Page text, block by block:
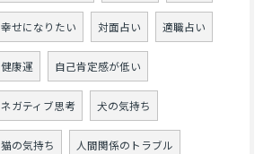
幸せになりたい 対面占い 適職占い
健康運 自己肯定感が低い
ネガティブ思考 犬の気持ち
猫の気持ち 人間関係のトラブル